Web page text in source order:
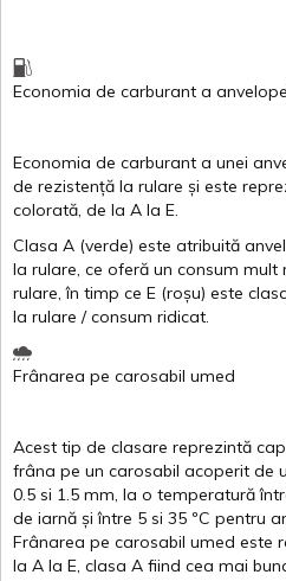
Economia de carburant a
Economia de carburant a unei
de rezistență la rulare și este
colorată, de la A la E.
Clasa A (verde) este atribuită
la rulare, ce oferă un consum mult
rulare,în timp ce E (roșu) este
la rulare /consum ridicat.
Frânarea pe carosabil umed
Acest tip de clasare reprezintă
frâna pe un carosabil acoperit de
0.5 si 1.5 mm, la o temperatură
de iarnă și între 5 si 35 ºC pentru
Frânarea pe carosabil umed este
la A la E, clasa A fiind cea mai